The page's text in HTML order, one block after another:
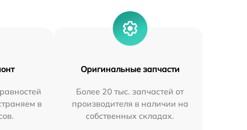
в
Оригинальные запчасти
Более 20 тыс. запчастей от
производителя в наличии на
собственных складах.